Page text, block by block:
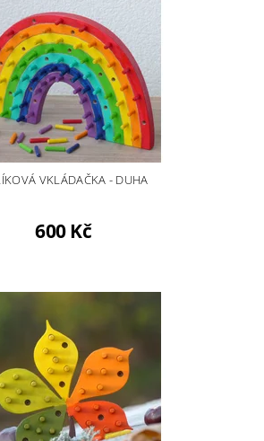
VKLÁDAČKA - DUHA
600 Kč